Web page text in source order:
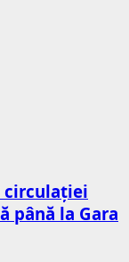
circulației
până la Gara